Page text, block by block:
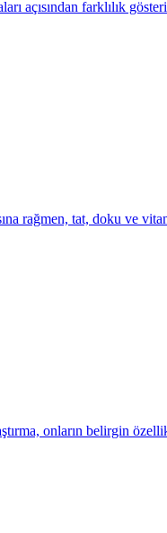
açısından farklılık
rağmen, tat, doku ve
onların belirgin